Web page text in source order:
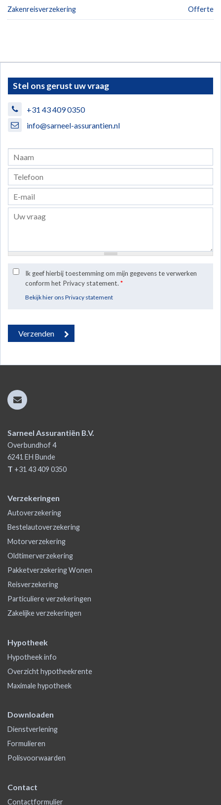
Zakenreisverzekering Offerte
Stel ons gerust uw vraag
+31 43 409 0350
info@sarneel-assurantien.nl
Ik geef hierbij toestemming om mijn gegevens te verwerken
conform het Privacy statement. *
Bekijk hier ons Privacy statement
Sarneel Assurantiën B.V.
Overbundhof 4
6241 EH Bunde
T +31 43 409 0350
Verzekeringen
Autoverzekering
Bestelautoverzekering
Motorverzekering
Oldtimerverzekering
Pakketverzekering Wonen
Reisverzekering
Particuliere verzekeringen
Zakelijke verzekeringen
Hypotheek
Hypotheek info
Overzicht hypotheekrente
Maximale hypotheek
Downloaden
Dienstverlening
Formulieren
Polisvoorwaarden
Contact
Contactformulier